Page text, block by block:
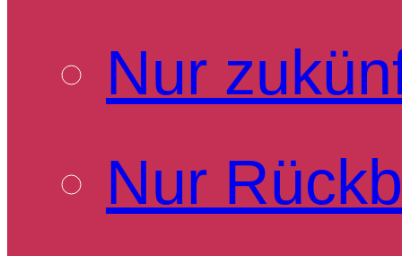
Nur
Nur